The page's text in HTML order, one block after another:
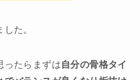
た。
ったらまずは自分の骨格タイ